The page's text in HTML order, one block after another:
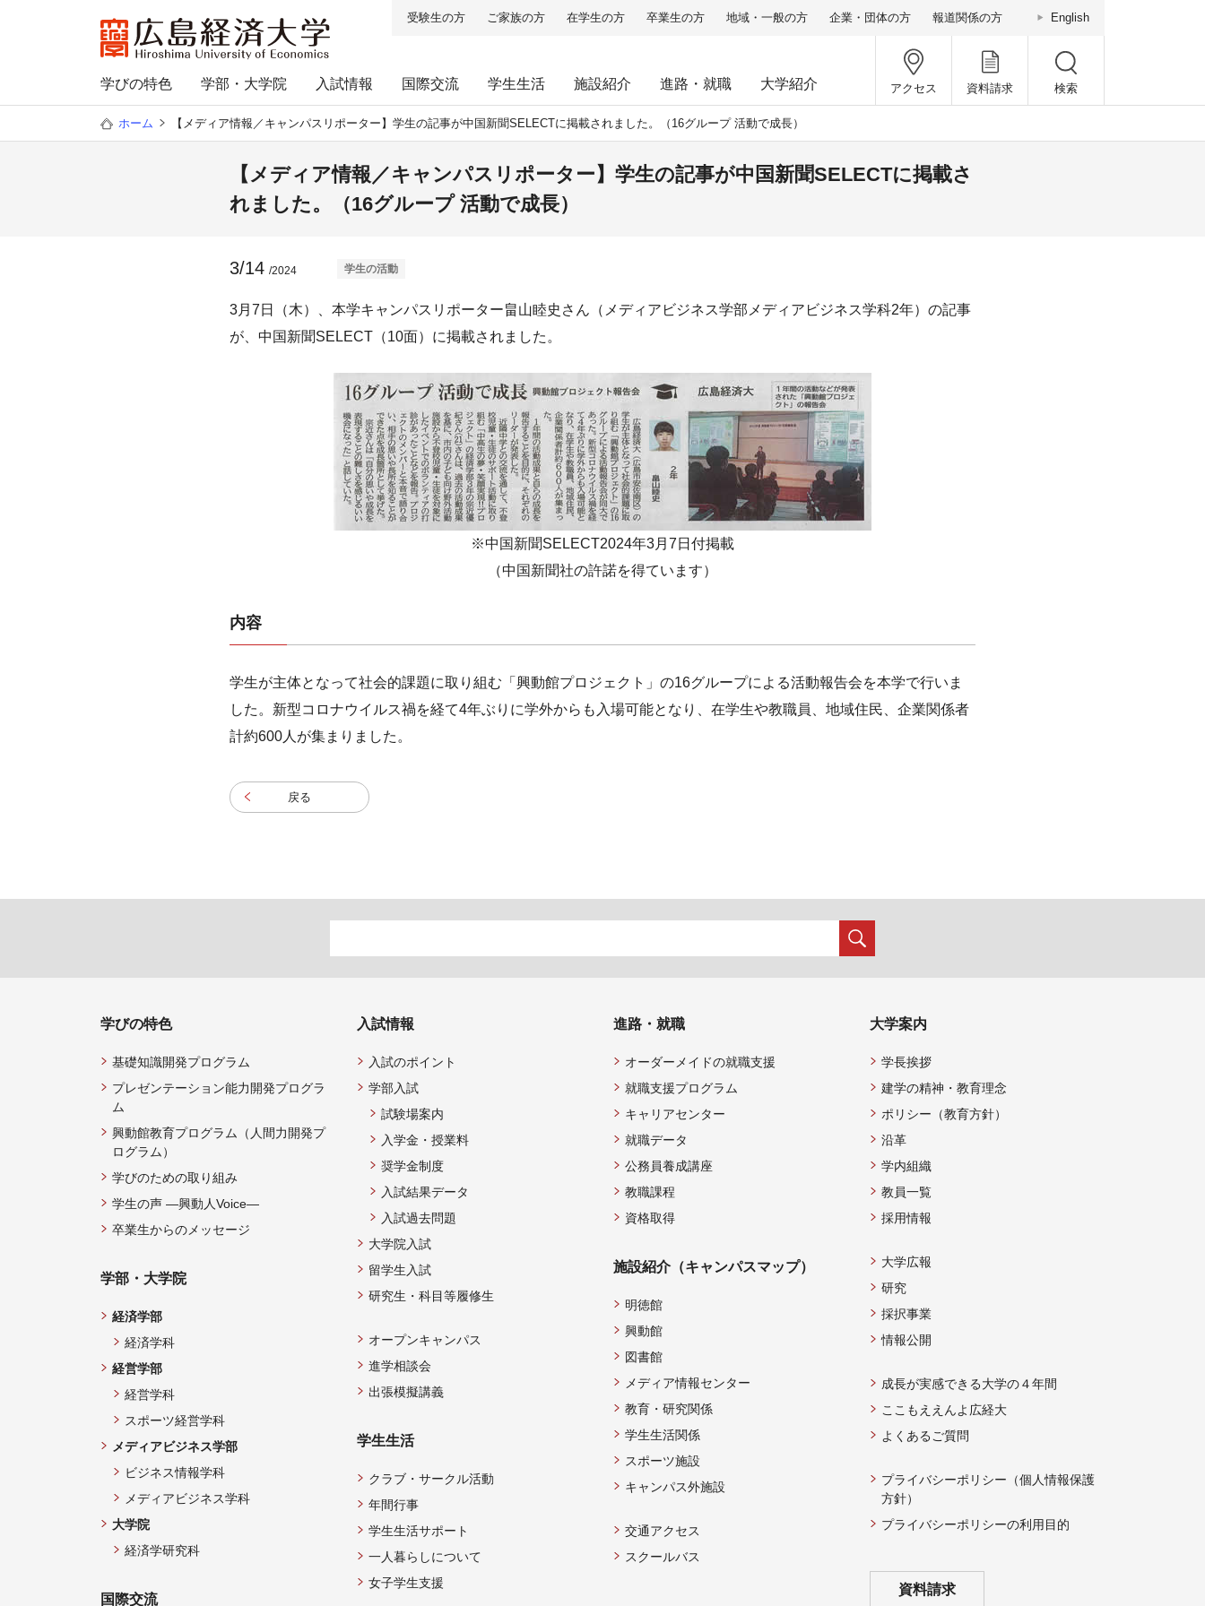
受験生の方 ご家族の方 在学生の方 卒業生の方 地域・一般の方 企業・団体の方 報道関係の方 English
アクセス 資料請求 検索
学びの特色 学部・大学院 入試情報 国際交流 学生生活 施設紹介 進路・就職 大学紹介
ホーム 【メディア情報／キャンパスリポーター】学生の記事が中国新聞SELECTに掲載されました。（16グループ 活動で成長）
【メディア情報／キャンパスリポーター】学生の記事が中国新聞SELECTに掲載さ
れました。（16グループ 活動で成長）
3/14 /2024 学生の活動
3月7日（木）、本学キャンパスリポーター畠山睦史さん（メディアビジネス学部メディアビジネス学科2年）の記事
が、中国新聞SELECT（10面）に掲載されました。
※中国新聞SELECT2024年3月7日付掲載
（中国新聞社の許諾を得ています）
内容
学生が主体となって社会的課題に取り組む「興動館プロジェクト」の16グループによる活動報告会を本学で行いま
した。新型コロナウイルス禍を経て4年ぶりに学外からも入場可能となり、在学生や教職員、地域住民、企業関係者
計約600人が集まりました。
戻る
学びの特色
基礎知識開発プログラム
プレゼンテーション能力開発プログラ
ム
興動館教育プログラム（人間力開発プ
ログラム）
学びのための取り組み
学生の声 —興動人Voice—
卒業生からのメッセージ
学部・大学院
経済学部
経済学科
経営学部
経営学科
スポーツ経営学科
メディアビジネス学部
ビジネス情報学科
メディアビジネス学科
大学院
経済学研究科
国際交流
入試情報
入試のポイント
学部入試
試験場案内
入学金・授業料
奨学金制度
入試結果データ
入試過去問題
大学院入試
留学生入試
研究生・科目等履修生
オープンキャンパス
進学相談会
出張模擬講義
学生生活
クラブ・サークル活動
年間行事
学生生活サポート
一人暮らしについて
女子学生支援
進路・就職
オーダーメイドの就職支援
就職支援プログラム
キャリアセンター
就職データ
公務員養成講座
教職課程
資格取得
施設紹介（キャンパスマップ）
明徳館
興動館
図書館
メディア情報センター
教育・研究関係
学生生活関係
スポーツ施設
キャンパス外施設
交通アクセス
スクールバス
大学案内
学長挨拶
建学の精神・教育理念
ポリシー（教育方針）
沿革
学内組織
教員一覧
採用情報
大学広報
研究
採択事業
情報公開
成長が実感できる大学の４年間
ここもええんよ広経大
よくあるご質問
プライバシーポリシー（個人情報保護
方針）
プライバシーポリシーの利用目的
資料請求